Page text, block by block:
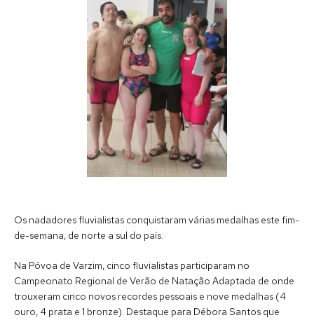
Os nadadores fluvialistas conquistaram várias medalhas este fim-
de-semana, de norte a sul do país.
Na Póvoa de Varzim, cinco fluvialistas participaram no
Campeonato Regional de Verão de Natação Adaptada de onde
trouxeram cinco novos recordes pessoais e nove medalhas (4
ouro, 4 prata e 1 bronze). Destaque para Débora Santos que